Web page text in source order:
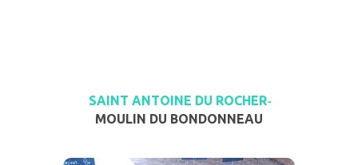
SAINT ANTOINE DU ROCHER-
MOULIN DU BONDONNEAU